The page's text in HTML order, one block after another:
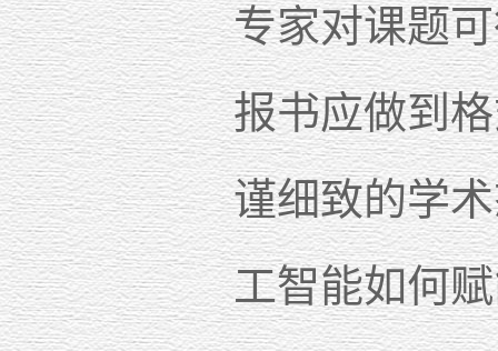
专家对课题
报书应做到
谨细致的学
工智能如何